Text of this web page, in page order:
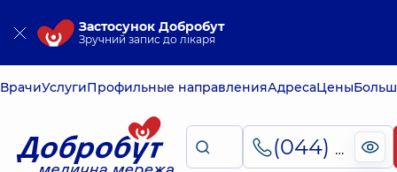
Застосунок Добробут
Зручний запис до лікаря
ВрачиУслугиПрофильные направленияАдресаЦены
(044) 495-2-888